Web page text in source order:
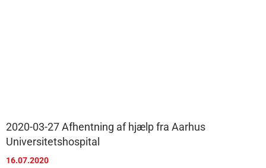
2020-03-27 Afhentning af hjælp fra Aarhus
Universitetshospital
16.07.2020